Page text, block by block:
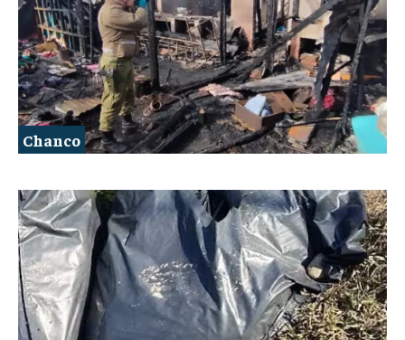
Chanco